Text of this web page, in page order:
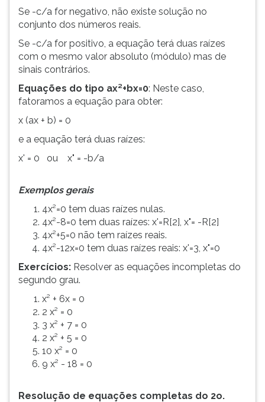
Se -c/a for negativo, não existe solução no
conjunto dos números reais.
Se -c/a for positivo, a equação terá duas raízes
com o mesmo valor absoluto (módulo) mas de
sinais contrários.
Equações do tipo ax²+bx=0: Neste caso,
fatoramos a equação para obter:
x (ax + b) = 0
e a equação terá duas raízes:
x' = 0 ou x" = -b/a
Exemplos gerais
4x²=0 tem duas raízes nulas.
4x²-8=0 tem duas raízes: x'=R[2], x"= -R[2]
4x²+5=0 não tem raízes reais.
4x²-12x=0 tem duas raízes reais: x'=3, x"=0
Exercícios: Resolver as equações incompletas do
segundo grau.
x² + 6x = 0
2 x² = 0
3 x² + 7 = 0
2 x² + 5 = 0
10 x² = 0
9 x² - 18 = 0
Resolução de equações completas do 2o.